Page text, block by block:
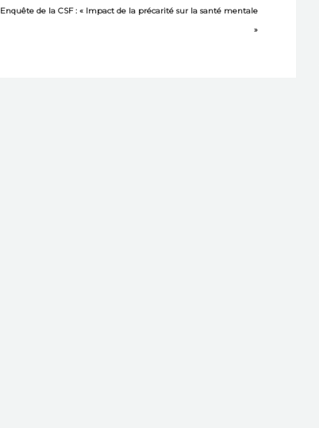
Enquête de la CSF : « Impact de la précarité sur la santé mentale
»